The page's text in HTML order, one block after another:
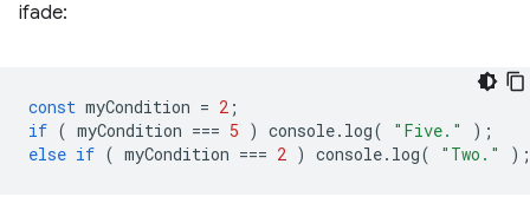
ifade:
const myCondition = 2 ;
if ( myCondition === 5 ) console. log( "Five."
);
else if ( myCondition === 2 ) console. log( "Two." );